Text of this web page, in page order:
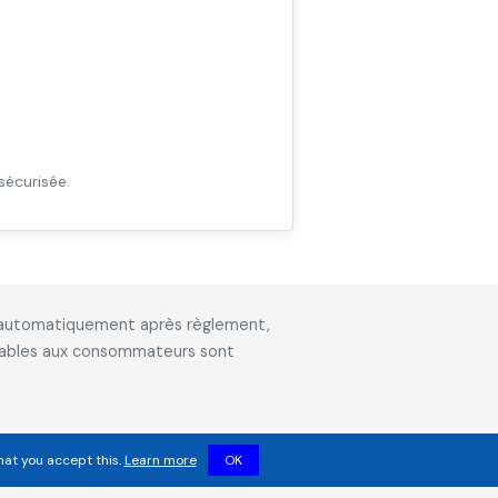
après règlement,
aux consommateurs sont
you accept this.Learn more OK